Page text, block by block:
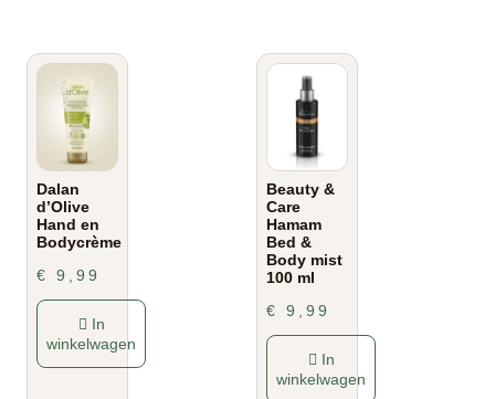
Dalan
d’Olive
Hand en
Bodycrème
€
9,99
In
winkelwagen
Beauty &
Care
Hamam
Bed &
Body mist
100 ml
€
9,99
In
winkelwagen